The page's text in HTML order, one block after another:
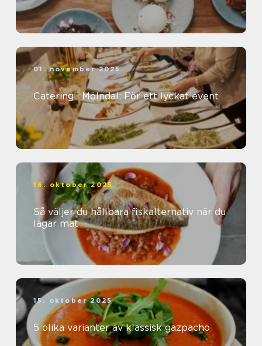
01. november 2025
Catering i Mölndal: För ett lyckat event
16. oktober 2025
Så väljer du hållbara fiskalternativ när du
lagar mat
15. oktober 2025
5 olika varianter av klassisk gazpacho